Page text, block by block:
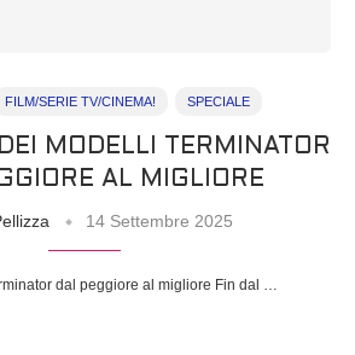
FILM/SERIE TV/CINEMA! SPECIALE
MODELLI TERMINATOR
AL MIGLIORE
14 Settembre 2025
dal peggiore al migliore Fin dal …